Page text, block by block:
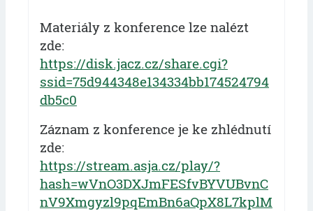
Materiály z konference lze nalézt
zde:
https://disk.jacz.cz/share.cgi?
ssid=75d944348e134334bb174524794
db5c0
Záznam z konference je ke zhlédnutí
zde:
https://stream.asja.cz/play/?
hash=wVnO3DXJmFESfvBYVUBvnC
nV9Xmgyzl9pqEmBn6aQpX8L7kplM